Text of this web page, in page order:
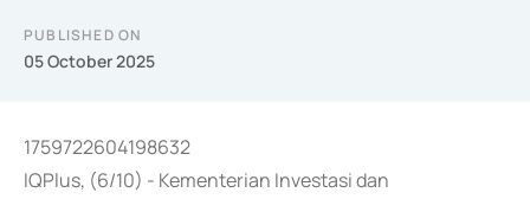
PUBLISHED ON
05 October 2025
1759722604198632
IQPlus, (6/10) - Kementerian Investasi dan